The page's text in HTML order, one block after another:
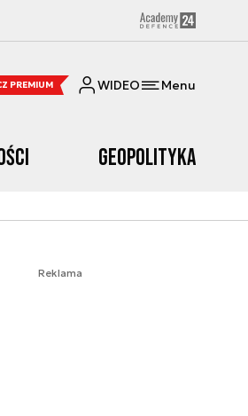
PREMIUM WIDEO Menu
Geopolityka
Reklama